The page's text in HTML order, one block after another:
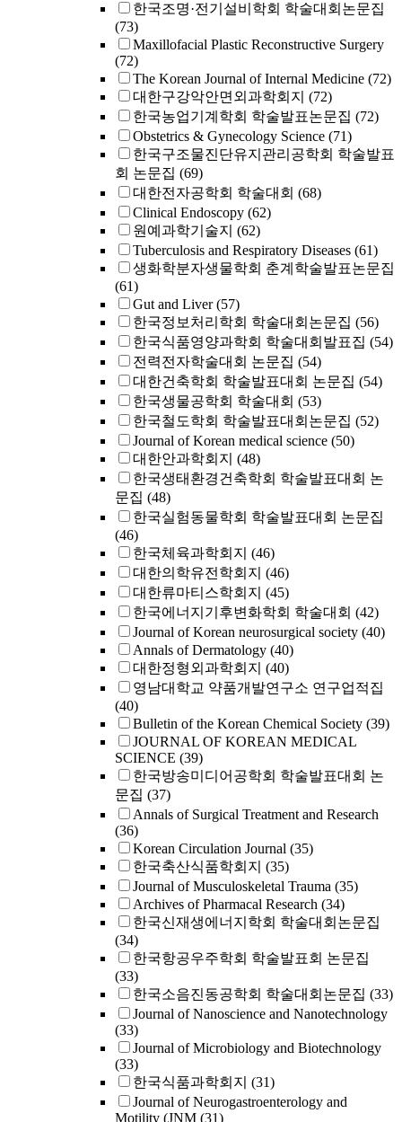
한국조명·전기설비학회 학술대회논문집
(73)
Maxillofacial Plastic Reconstructive Surgery
(72)
The Korean Journal of Internal Medicine (72)
대한구강악안면외과학회지 (72)
한국농업기계학회 학술발표논문집 (72)
Obstetrics & Gynecology Science (71)
한국구조물진단유지관리공학회 학술발표
회 논문집 (69)
대한전자공학회 학술대회 (68)
Clinical Endoscopy (62)
원예과학기술지 (62)
Tuberculosis and Respiratory Diseases (61)
생화학분자생물학회 춘계학술발표논문집
(61)
Gut and Liver (57)
한국정보처리학회 학술대회논문집 (56)
한국식품영양과학회 학술대회발표집 (54)
전력전자학술대회 논문집 (54)
대한건축학회 학술발표대회 논문집 (54)
한국생물공학회 학술대회 (53)
한국철도학회 학술발표대회논문집 (52)
Journal of Korean medical science (50)
대한안과학회지 (48)
한국생태환경건축학회 학술발표대회 논
문집 (48)
한국실험동물학회 학술발표대회 논문집
(46)
한국체육과학회지 (46)
대한의학유전학회지 (46)
대한류마티스학회지 (45)
한국에너지기후변화학회 학술대회 (42)
Journal of Korean neurosurgical society (40)
Annals of Dermatology (40)
대한정형외과학회지 (40)
영남대학교 약품개발연구소 연구업적집
(40)
Bulletin of the Korean Chemical Society (39)
JOURNAL OF KOREAN MEDICAL
SCIENCE (39)
한국방송미디어공학회 학술발표대회 논
문집 (37)
Annals of Surgical Treatment and Research
(36)
Korean Circulation Journal (35)
한국축산식품학회지 (35)
Journal of Musculoskeletal Trauma (35)
Archives of Pharmacal Research (34)
한국신재생에너지학회 학술대회논문집
(34)
한국항공우주학회 학술발표회 논문집
(33)
한국소음진동공학회 학술대회논문집 (33)
Journal of Nanoscience and Nanotechnology
(33)
Journal of Microbiology and Biotechnology
(33)
한국식품과학회지 (31)
Journal of Neurogastroenterology and
Motility (JNM (31)